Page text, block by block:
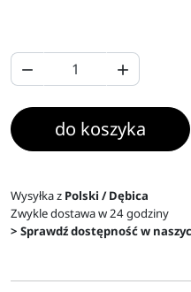
 
do koszyka
Wysyłka z Polski / Dębica
Zwykle dostawa w 24 godziny
> Sprawdź dostępność w